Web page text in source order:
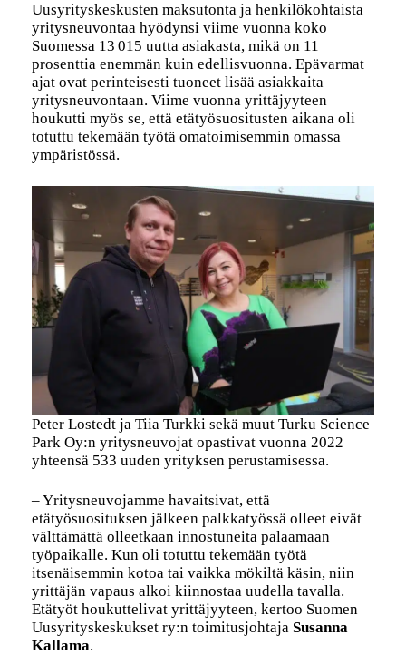
Uusyrityskeskusten maksutonta ja henkilökohtaista
yritysneuvontaa hyödynsi viime vuonna koko
Suomessa 13 015 uutta asiakasta, mikä on 11
prosenttia enemmän kuin edellisvuonna. Epävarmat
ajat ovat perinteisesti tuoneet lisää asiakkaita
yritysneuvontaan. Viime vuonna yrittäjyyteen
houkutti myös se, että etätyösuositusten aikana oli
totuttu tekemään työtä omatoimisemmin omassa
ympäristössä.
Peter Lostedt ja Tiia Turkki sekä muut Turku Science
Park Oy:n yritysneuvojat opastivat vuonna 2022
yhteensä 533 uuden yrityksen perustamisessa.
– Yritysneuvojamme havaitsivat, että
etätyösuosituksen jälkeen palkkatyössä olleet eivät
välttämättä olleetkaan innostuneita palaamaan
työpaikalle. Kun oli totuttu tekemään työtä
itsenäisemmin kotoa tai vaikka mökiltä käsin, niin
yrittäjän vapaus alkoi kiinnostaa uudella tavalla.
Etätyöt houkuttelivat yrittäjyyteen, kertoo Suomen
Uusyrityskeskukset ry:n toimitusjohtaja Susanna
Kallama.